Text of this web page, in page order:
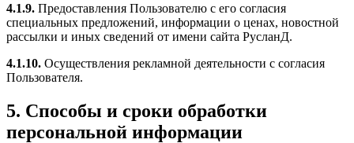
4.1.9. Предоставления Пользователю с его согласия
специальных предложений, информации о ценах, новостной
рассылки и иных сведений от имени сайта РусланД.
4.1.10. Осуществления рекламной деятельности с согласия
Пользователя.
5. Способы и сроки обработки
персональной информации